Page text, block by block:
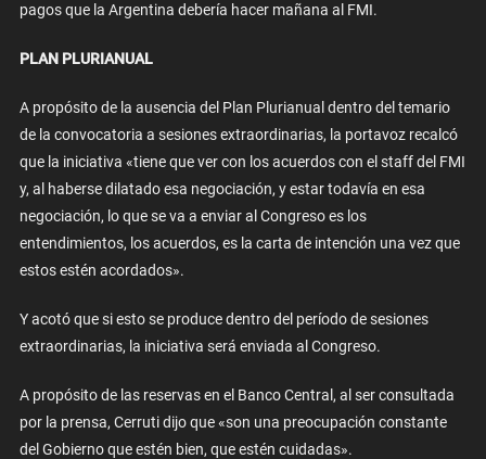
pagos que la Argentina debería hacer mañana al FMI.
PLAN PLURIANUAL
A propósito de la ausencia del Plan Plurianual dentro del temario
de la convocatoria a sesiones extraordinarias, la portavoz recalcó
que la iniciativa «tiene que ver con los acuerdos con el staff del FMI
y, al haberse dilatado esa negociación, y estar todavía en esa
negociación, lo que se va a enviar al Congreso es los
entendimientos, los acuerdos, es la carta de intención una vez que
estos estén acordados».
Y acotó que si esto se produce dentro del período de sesiones
extraordinarias, la iniciativa será enviada al Congreso.
A propósito de las reservas en el Banco Central, al ser consultada
por la prensa, Cerruti dijo que «son una preocupación constante
del Gobierno que estén bien, que estén cuidadas».